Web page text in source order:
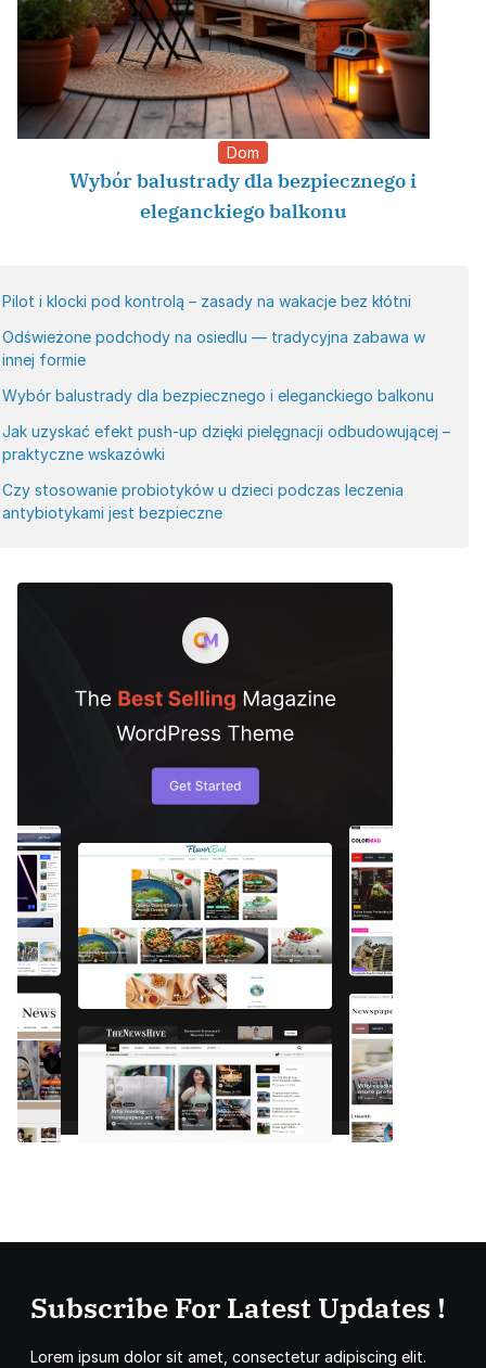
Dom
Wybór balustrady dla bezpiecznego i
eleganckiego balkonu
Pilot i klocki pod kontrolą – zasady na wakacje bez kłótni
Odświeżone podchody na osiedlu — tradycyjna zabawa w
innej formie
Wybór balustrady dla bezpiecznego i eleganckiego balkonu
Jak uzyskać efekt push-up dzięki pielęgnacji odbudowującej –
praktyczne wskazówki
Czy stosowanie probiotyków u dzieci podczas leczenia
antybiotykami jest bezpieczne
Subscribe For Latest Updates !
Lorem ipsum dolor sit amet, consectetur adipiscing elit.